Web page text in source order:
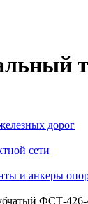
дорог
сети
и анкеры
ФСТ-